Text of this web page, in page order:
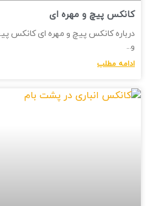
کانکس پیچ و مهره ای
درباره کانکس پیچ و مهره ای کانکس
و
ادامه مطلب